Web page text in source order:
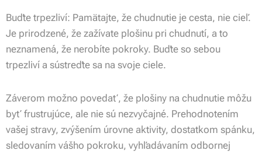
Buďte trpezliví: Pamätajte, že chudnutie je cesta, nie cieľ.
Je prirodzené, že zažívate plošinu pri chudnutí, a to
neznamená, že nerobíte pokroky. Buďte so sebou
trpezliví a sústreďte sa na svoje ciele.
Záverom možno povedať, že plošiny na chudnutie môžu
byť frustrujúce, ale nie sú nezvyčajné. Prehodnotením
vašej stravy, zvýšením úrovne aktivity, dostatkom spánku,
sledovaním vášho pokroku, vyhľadávaním odbornej